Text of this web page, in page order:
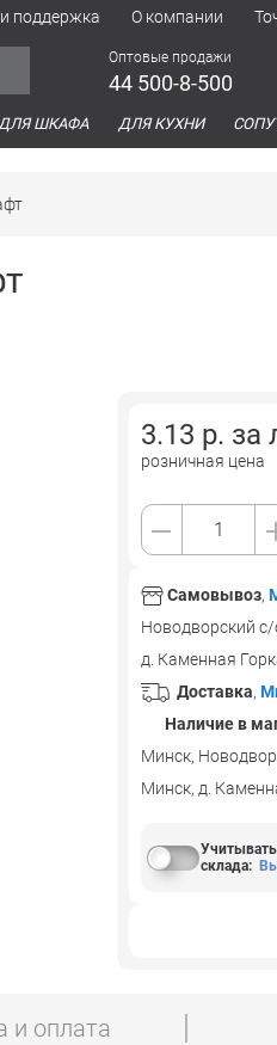
поддержка О компании
Оптовые продажи
44 500-8-500
ШКАФА ДЛЯ КУХНИ
3.13 р. за
розничная цена
Самовывоз,
Новодворский с/
д. Каменная
Доставка,
Наличие в
Минск,
Минск, д.
склада:
и оплата